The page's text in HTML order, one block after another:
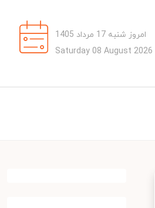
امروز شنبه 17 مرداد 1405
Saturday 08 August 2026